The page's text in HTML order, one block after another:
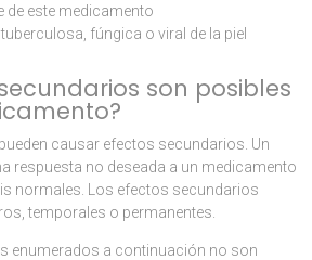
de este medicamento
fúngica o viral de la piel
son posibles
causar efectos secundarios. Un
respuesta no deseada a un medicamento
normales. Los efectos secundarios
temporales o permanentes.
enumerados a continuación no son